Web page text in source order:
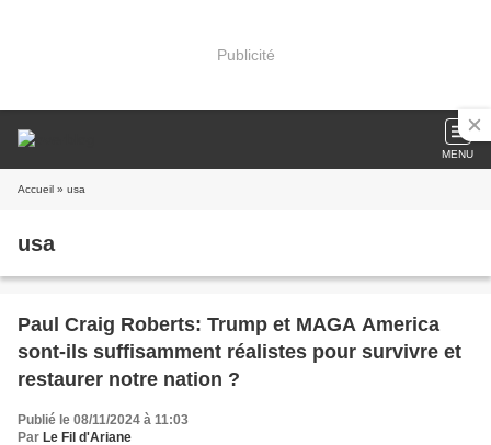
Publicité
MENU
Accueil » usa
usa
Paul Craig Roberts: Trump et MAGA America
sont-ils suffisamment réalistes pour survivre et
restaurer notre nation ?
Publié le 08/11/2024 à 11:03
Par Le Fil d'Ariane